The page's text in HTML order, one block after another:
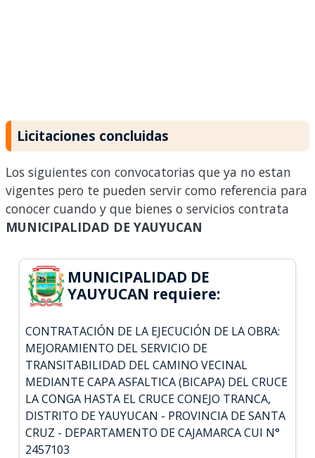
Licitaciones concluidas
Los siguientes con convocatorias que ya no estan
vigentes pero te pueden servir como referencia para
conocer cuando y que bienes o servicios contrata
MUNICIPALIDAD DE YAUYUCAN
MUNICIPALIDAD DE
YAUYUCAN requiere:
CONTRATACIÓN DE LA EJECUCIÓN DE LA OBRA:
MEJORAMIENTO DEL SERVICIO DE
TRANSITABILIDAD DEL CAMINO VECINAL
MEDIANTE CAPA ASFALTICA (BICAPA) DEL CRUCE
LA CONGA HASTA EL CRUCE CONEJO TRANCA,
DISTRITO DE YAUYUCAN - PROVINCIA DE SANTA
CRUZ - DEPARTAMENTO DE CAJAMARCA CUI N°
2457103